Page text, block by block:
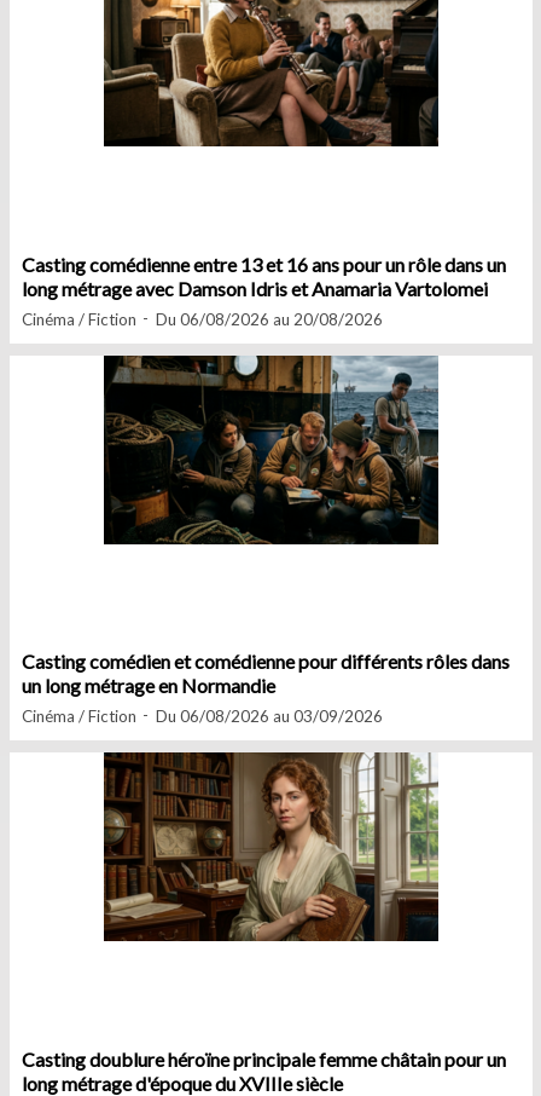
Casting comédienne entre 13 et 16 ans pour un rôle dans un
long métrage avec Damson Idris et Anamaria Vartolomei
Cinéma / Fiction Du 06/08/2026 au 20/08/2026
Casting comédien et comédienne pour différents rôles dans
un long métrage en Normandie
Cinéma / Fiction Du 06/08/2026 au 03/09/2026
Casting doublure héroïne principale femme châtain pour un
long métrage d'époque du XVIIIe siècle